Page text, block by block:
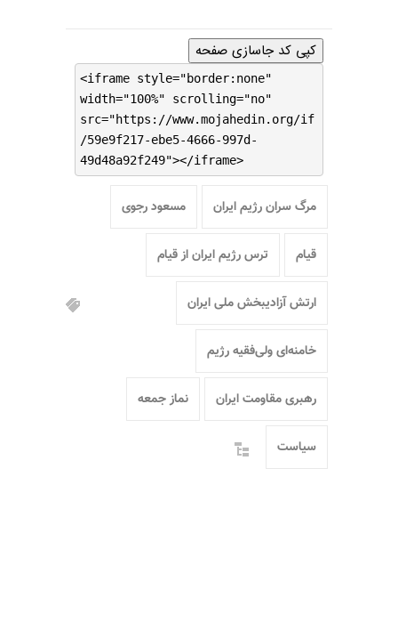
کپی کد جاسازی صفحه
<iframe style="border:none"
width="100%" scrolling="no"
src="https://www.mojahedin.org/if
/59e9f217-ebe5-4666-997d-
49d48a92f249"></iframe>
مرگ سران رژیم ایران مسعود رجوی
قیام ترس رژیم ایران از قیام
ارتش آزادیبخش ملی ایران
خامنه‌ای ولی‌فقیه رژیم
رهبری مقاومت ایران نماز جمعه
سیاست